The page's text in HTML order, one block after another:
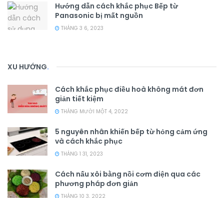
Hướng dẫn cách khắc phục Bếp từ
Panasonic bị mất nguồn
THÁNG 3 6, 2023
XU HƯỚNG.
Cách khắc phục điều hoà không mát đơn
giản tiết kiệm
THÁNG MƯỜI MỘT 4, 2022
5 nguyên nhân khiến bếp từ hỏng cảm ứng
và cách khắc phục
THÁNG 1 31, 2023
Cách nấu xôi bằng nồi cơm điện qua các
phương pháp đơn giản
THÁNG 10 3, 2022